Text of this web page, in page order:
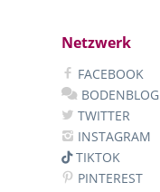
Netzwerk
FACEBOOK
BODENBLOG
TWITTER
INSTAGRAM
TIKTOK
PINTEREST